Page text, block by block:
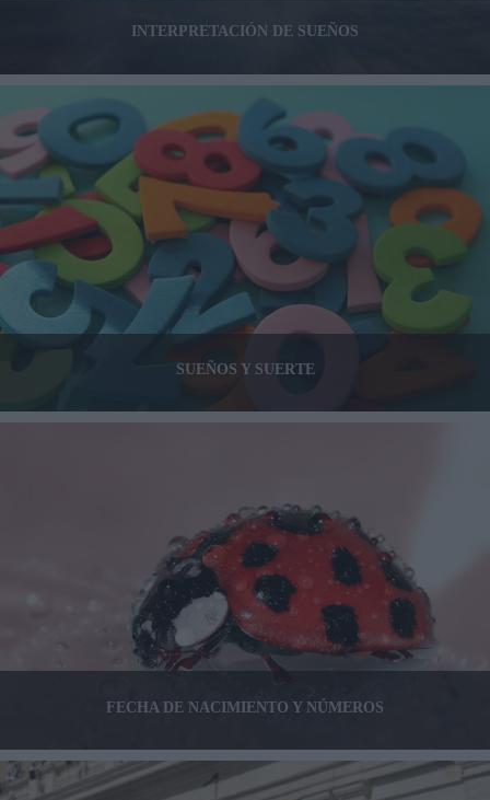
INTERPRETACIÓN DE SUEÑOS
SUEÑOS Y SUERTE
FECHA DE NACIMIENTO Y NÚMEROS